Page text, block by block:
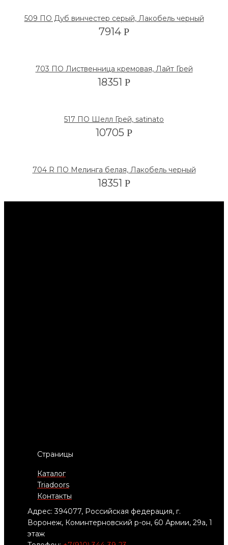
509 ПО Дуб винчестер серый, Лакобель черный
7914 Р
703 ПО Лиственница кремовая, Лайт Грей
18351 Р
517 ПО Шелл Грей, satinato
10705 Р
704 R ПО Мелинга белая, Лакобель черный
18351 Р
Страницы
Каталог
Triadoors
Контакты
Адрес: 394077, Российская федерация, г.
Воронеж, Коминтерновский р-он, 60 Армии, 29а, 1
этаж